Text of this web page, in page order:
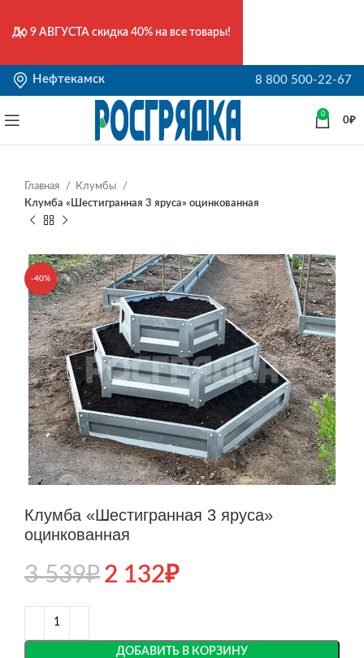
Нефтекамск 8 800 500-22-67
0
0₽
Главная
Клумбы
Клумба «Шестигранная 3 яруса» оцинкованная
-40%
Клумба «Шестигранная 3 яруса»
оцинкованная
3 539₽ 2 132₽
ДОБАВИТЬ В КОРЗИНУ
До 9 АВГУСТА скидка 40% на все товары!